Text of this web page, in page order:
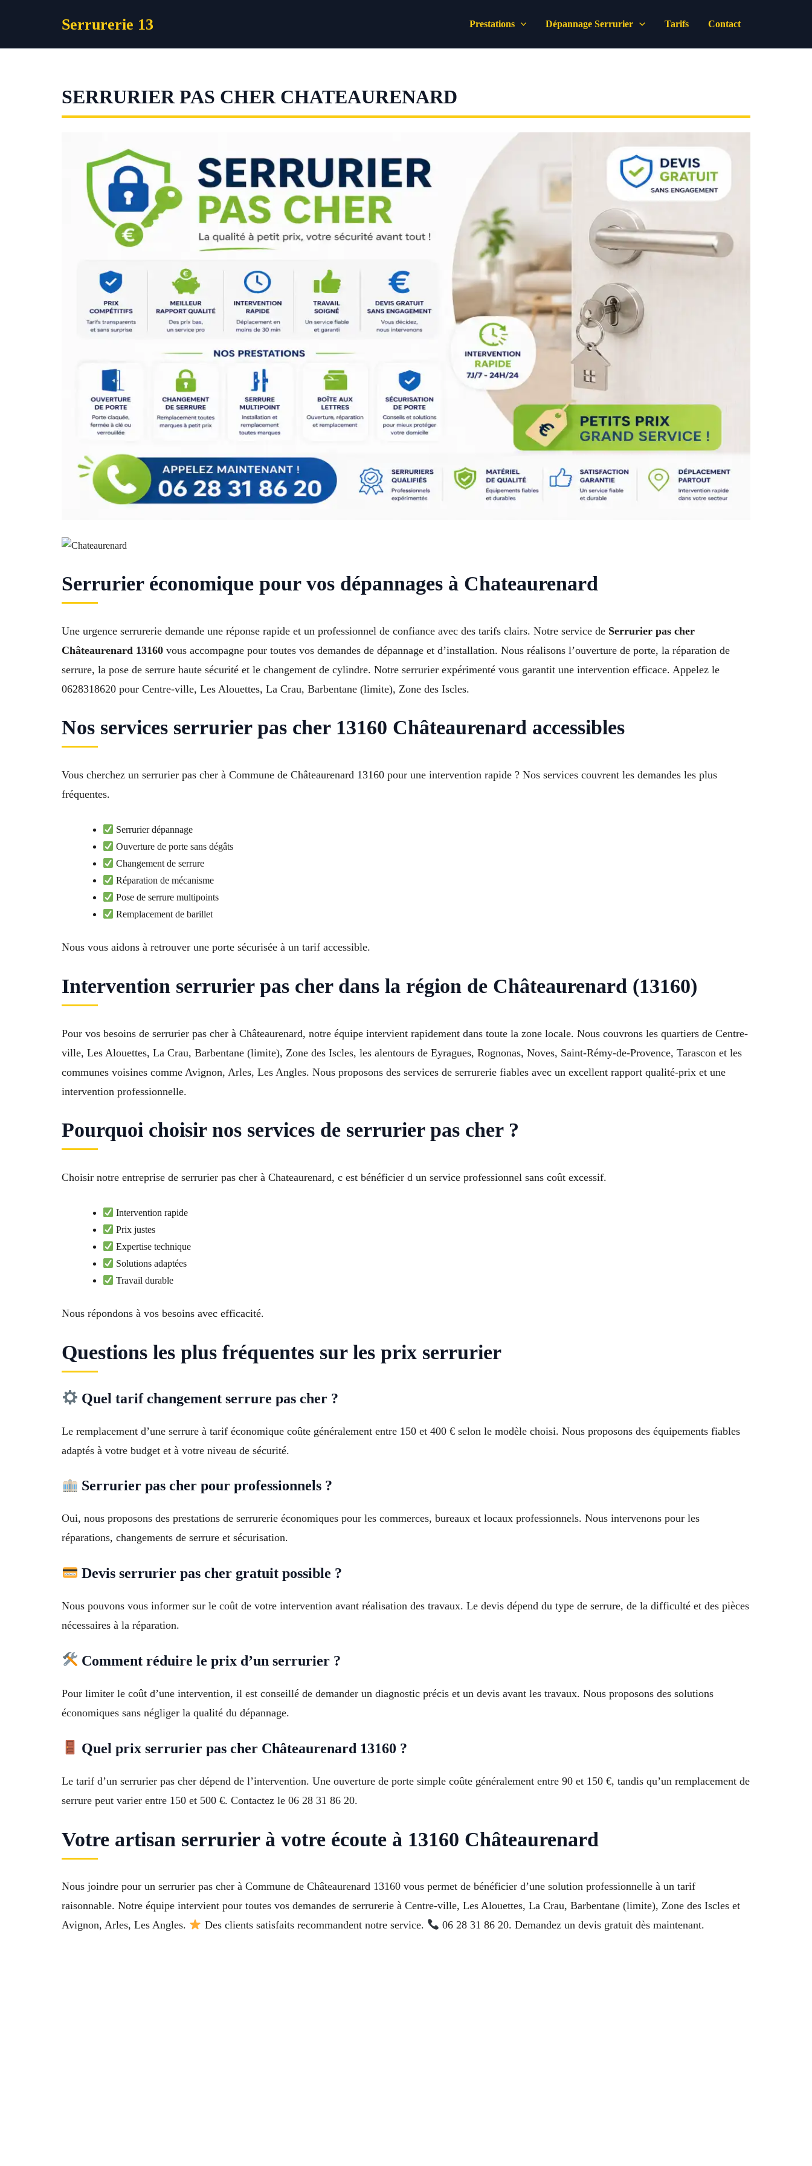
Serrurerie 13 Prestations Dépannage Serrurier Tarifs Contact
SERRURIER PAS CHER CHATEAURENARD
Serrurier économique pour vos dépannages à Chateaurenard
Une urgence serrurerie demande une réponse rapide et un professionnel de confiance avec des tarifs clairs. Notre service de Serrurier pas cher
Châteaurenard 13160 vous accompagne pour toutes vos demandes de dépannage et d’installation. Nous réalisons l’ouverture de porte, la réparation de
serrure, la pose de serrure haute sécurité et le changement de cylindre. Notre serrurier expérimenté vous garantit une intervention efficace. Appelez le
0628318620 pour Centre-ville, Les Alouettes, La Crau, Barbentane (limite), Zone des Iscles.
Nos services serrurier pas cher 13160 Châteaurenard accessibles
Vous cherchez un serrurier pas cher à Commune de Châteaurenard 13160 pour une intervention rapide ? Nos services couvrent les demandes les plus
fréquentes.
Serrurier dépannage
Ouverture de porte sans dégâts
Changement de serrure
Réparation de mécanisme
Pose de serrure multipoints
Remplacement de barillet
Nous vous aidons à retrouver une porte sécurisée à un tarif accessible.
Intervention serrurier pas cher dans la région de Châteaurenard (13160)
Pour vos besoins de serrurier pas cher à Châteaurenard, notre équipe intervient rapidement dans toute la zone locale. Nous couvrons les quartiers de Centre-
ville, Les Alouettes, La Crau, Barbentane (limite), Zone des Iscles, les alentours de Eyragues, Rognonas, Noves, Saint-Rémy-de-Provence, Tarascon et les
communes voisines comme Avignon, Arles, Les Angles. Nous proposons des services de serrurerie fiables avec un excellent rapport qualité-prix et une
intervention professionnelle.
Pourquoi choisir nos services de serrurier pas cher ?
Choisir notre entreprise de serrurier pas cher à Chateaurenard, c est bénéficier d un service professionnel sans coût excessif.
Intervention rapide
Prix justes
Expertise technique
Solutions adaptées
Travail durable
Nous répondons à vos besoins avec efficacité.
Questions les plus fréquentes sur les prix serrurier
Quel tarif changement serrure pas cher ?
Le remplacement d’une serrure à tarif économique coûte généralement entre 150 et 400 € selon le modèle choisi. Nous proposons des équipements fiables
adaptés à votre budget et à votre niveau de sécurité.
Serrurier pas cher pour professionnels ?
Oui, nous proposons des prestations de serrurerie économiques pour les commerces, bureaux et locaux professionnels. Nous intervenons pour les
réparations, changements de serrure et sécurisation.
Devis serrurier pas cher gratuit possible ?
Nous pouvons vous informer sur le coût de votre intervention avant réalisation des travaux. Le devis dépend du type de serrure, de la difficulté et des pièces
nécessaires à la réparation.
Comment réduire le prix d’un serrurier ?
Pour limiter le coût d’une intervention, il est conseillé de demander un diagnostic précis et un devis avant les travaux. Nous proposons des solutions
économiques sans négliger la qualité du dépannage.
Quel prix serrurier pas cher Châteaurenard 13160 ?
Le tarif d’un serrurier pas cher dépend de l’intervention. Une ouverture de porte simple coûte généralement entre 90 et 150 €, tandis qu’un remplacement de
serrure peut varier entre 150 et 500 €. Contactez le 06 28 31 86 20.
Votre artisan serrurier à votre écoute à 13160 Châteaurenard
Nous joindre pour un serrurier pas cher à Commune de Châteaurenard 13160 vous permet de bénéficier d’une solution professionnelle à un tarif
raisonnable. Notre équipe intervient pour toutes vos demandes de serrurerie à Centre-ville, Les Alouettes, La Crau, Barbentane (limite), Zone des Iscles et
Avignon, Arles, Les Angles.
Des clients satisfaits recommandent notre service. 06 28 31 86 20. Demandez un devis gratuit dès maintenant.